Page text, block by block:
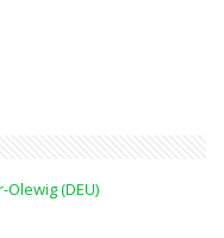
Olewig (DEU)